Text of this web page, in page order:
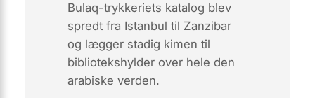
Bulaq-tryk­keriets katalog blev
spredt fra Istanbul til Zanzibar
og lægger stadig kimen til
bibliotekshylder over hele den
arabiske verden.